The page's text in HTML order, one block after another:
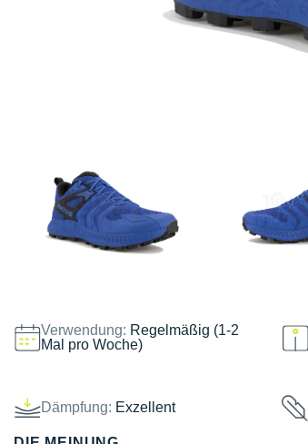
Verwendung: Regelmäßig (1-2
Mal pro Woche)
Dämpfung: Exzellent